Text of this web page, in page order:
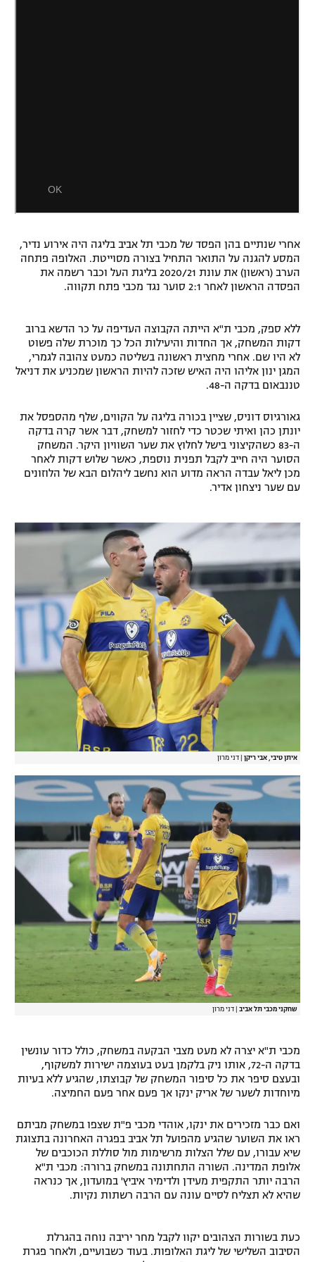
אחרי שנתיים בהן הפסד של מכבי תל אביב בליגה היה אירוע נדיר,
המסע להגנה על התואר התחיל בצורה מסוייטת. האלופה פתחה
הערב (ראשון) את עונת 2020/21 בליגת העל וכבר רשמה את
הפסדה הראשון לאחר 2:1 סוער נגד מכבי פתח תקווה.
ללא ספק, מכבי ת"א הייתה הקבוצה העדיפה על כר הדשא ברוב
דקות המשחק, אך החדות והיעילות הכל כך מוכרת שלה פשוט
לא היו שם. אחרי מחצית ראשונה בשליטה כמעט צהובה לגמרי,
המגן ינון אליהו היה האיש שזכה להיות הראשון שמכניע את דניאל
טננבאום בדקה ה-48.
גאורגיוס דוניס, שציין בכורה בליגה על הקווים, שלף מהספסל את
יונתן כהן ואיתי שכטר כדי לחזור למשחק, דבר אשר קרה בדקה
ה-83 כשהקיצוני בישל לחלוץ את שער השוויון היקר. המשחק
הסוער היה חייב לקבל תפנית נוספת, כאשר שלוש דקות לאחר
מכן ליאל עבדה הראה מדוע הוא נחשב ליהלום הבא של הלוזונים
עם שער ניצחון אדיר.
איתן טיבי, אבי ריקן דני מרון
שחקני מכבי תל אביב דני מרון
מכבי ת"א יצרה לא מעט מצבי הבקעה במשחק, כולל כדור עונשין
בדקה ה-72, אותו ניק בלקמן בעט בעוצמה ישירות למשקוף,
ובעצם סיפר את כל סיפור המשחק של קבוצתו, שהגיע ללא בעיות
מיוחדות לשער של אריק ינקו אך פעם אחר פעם החמיצה.
ואם כבר מזכירים את ינקו, אוהדי מכבי פ"ת שצפו במשחק מביתם
ראו את השוער שהגיע מהפועל תל אביב בפגרה האחרונה בתצוגת
שיא עבורו, עם שלל הצלות מרשימות מול סוללת הכוכבים של
אלופת המדינה. השורה התחתונה במשחק ברורה: מכבי ת"א
הרבה יותר התקפית מעידן ולדימיר איביץ' במועדון, אך כנראה
שהיא לא תצליח לסיים עונה עם הרבה רשתות נקיות.
כעת בשורות הצהובים יקוו לקבל מחר יריבה נוחה בהגרלת
הסיבוב השלישי של ליגת האלופות. בעוד כשבועיים, ולאחר פגרת